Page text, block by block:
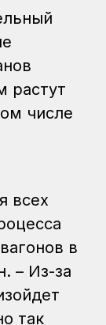
растут
числе
всех
в
– Из-за
так